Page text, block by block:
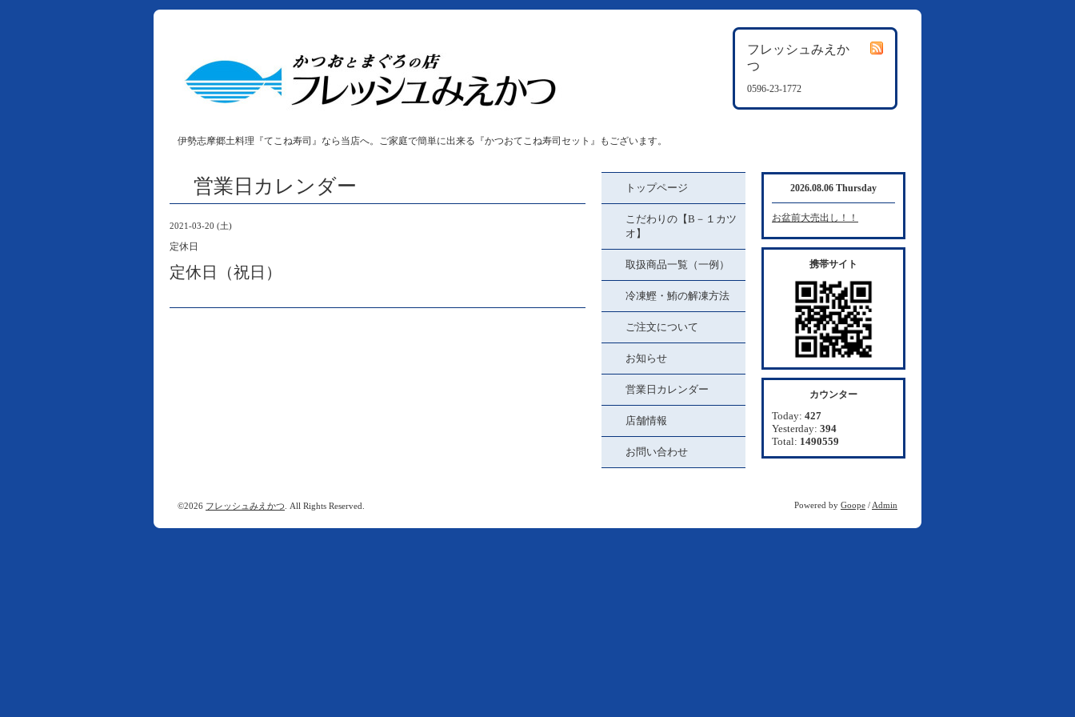
フレッシュみえか
つ
0596-23-1772
伊勢志摩郷土料理『てこね寿司』なら当店へ。ご家庭で簡単に出来る『かつおてこね寿司セット』もございます。
営業日カレンダー
2021-03-20 (土)
定休日
定休日（祝日）
トップページ
こだわりの【B－１カツ
オ】
取扱商品一覧（一例）
冷凍鰹・鮪の解凍方法
ご注文について
お知らせ
営業日カレンダー
店舗情報
お問い合わせ
2026.08.06 Thursday
お盆前大売出し！！
携帯サイト
カウンター
Today: 427
Yesterday: 394
Total: 1490559
©2026 フレッシュみえかつ . All Rights Reserved. Powered by Goope / Admin